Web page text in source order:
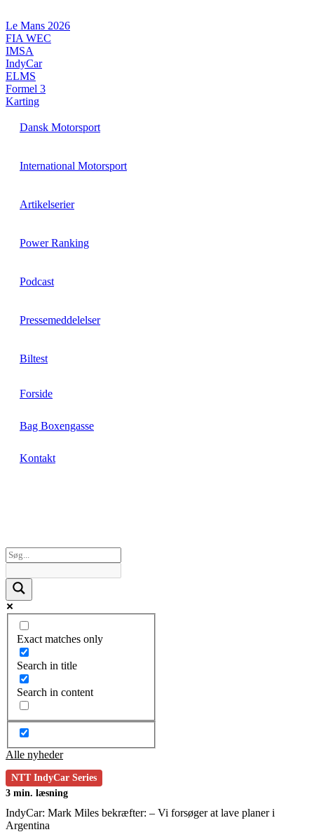
til
indhold
Le Mans 2026
FIA WEC
IMSA
IndyCar
ELMS
Formel 3
Karting
Dansk Motorsport
International Motorsport
Artikelserier
Power Ranking
Podcast
Pressemeddelelser
Biltest
Forside
Bag Boxengasse
Kontakt
Exact matches only
Search in title
Search in content
Alle nyheder
NTT IndyCar Series
3 min. læsning
IndyCar: Mark Miles bekræfter: – Vi forsøger at lave planer i
Argentina